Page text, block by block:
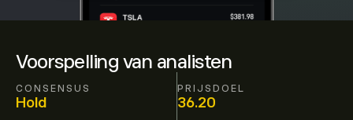
Voorspelling van analisten
CONSENSUS
Hold
PRIJSDOEL
36.20